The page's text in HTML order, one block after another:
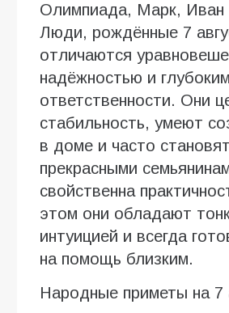
Олимпиада, Марк, Иван
Люди, рождённые 7
отличаются
надёжностью и
ответственности. Они
стабильность, умеют
в доме и часто
прекрасными
свойственна
этом они обладают
интуицией и всегда
на помощь близким.
Народные приметы на 7